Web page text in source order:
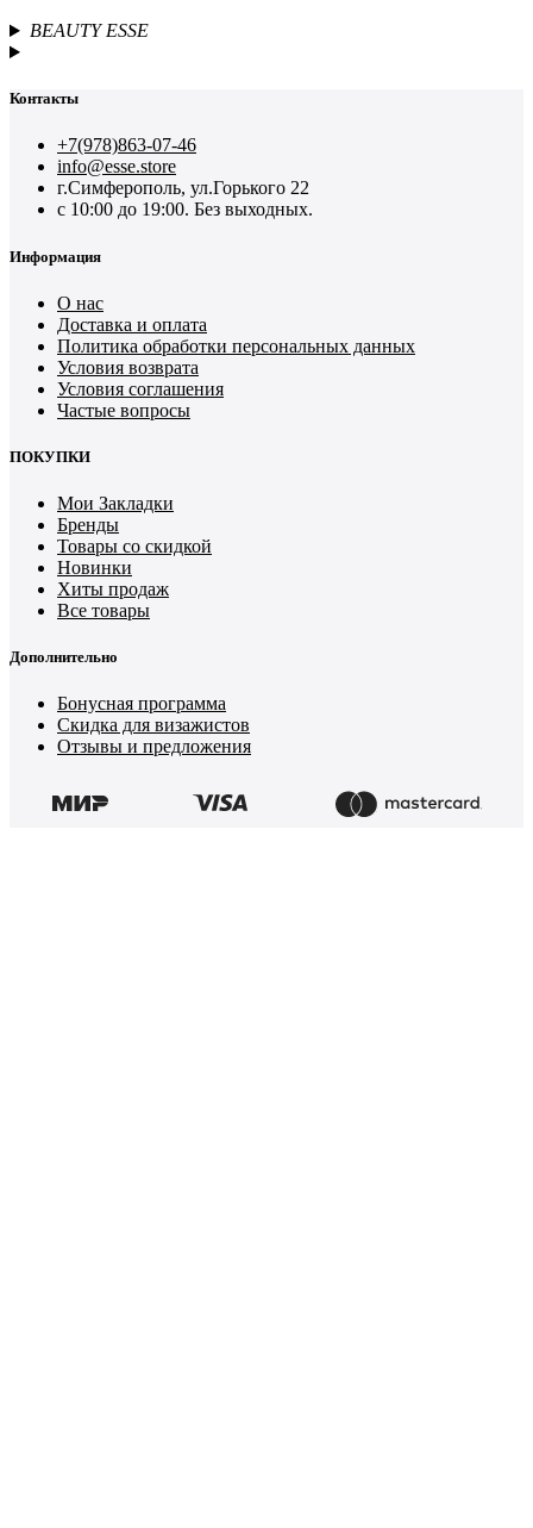
BEAUTY ESSE
Контакты
+7(978)863-07-46
info@esse.store
г.Симферополь, ул.Горького 22
с 10:00 до 19:00. Без выходных.
Информация
О нас
Доставка и оплата
Политика обработки персональных данных
Условия возврата
Условия соглашения
Частые вопросы
ПОКУПКИ
Мои Закладки
Бренды
Товары со скидкой
Новинки
Хиты продаж
Все товары
Дополнительно
Бонусная программа
Скидка для визажистов
Отзывы и предложения